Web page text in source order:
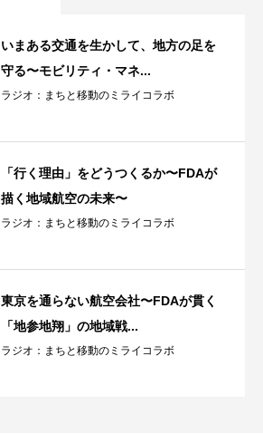
いまある交通を生かして、地方の足を
守る〜モビリティ・マネ...
ラジオ：まちと移動のミライコラボ
「行く理由」をどうつくるか〜FDAが
描く地域航空の未来〜
ラジオ：まちと移動のミライコラボ
東京を通らない航空会社〜FDAが貫く
「地参地翔」の地域戦...
ラジオ：まちと移動のミライコラボ